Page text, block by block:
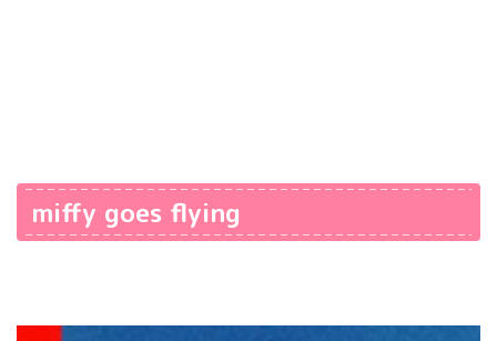
miffy goes flying